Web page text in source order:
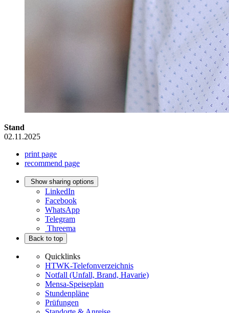
Stand
02.11.2025
print page
recommend page
Show sharing options
LinkedIn
Facebook
WhatsApp
Telegram
Threema
Back to top
Quicklinks
HTWK-Telefonverzeichnis
Notfall (Unfall, Brand, Havarie)
Mensa-Speiseplan
Stundenpläne
Prüfungen